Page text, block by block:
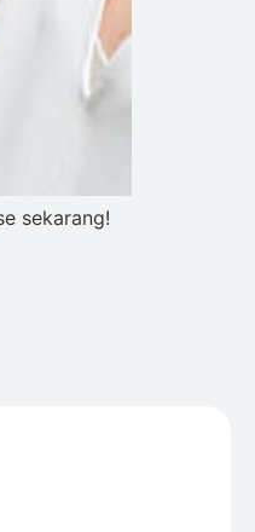
sekarang!